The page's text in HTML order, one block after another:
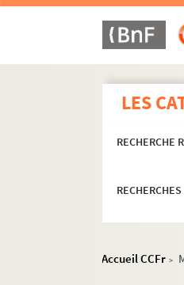
LES
RECHERCHE
Accueil CCFr >